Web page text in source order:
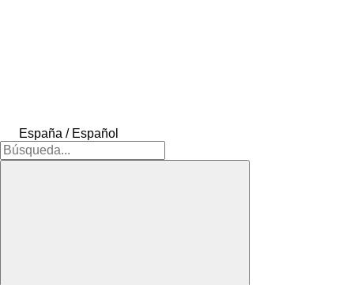
España / Español